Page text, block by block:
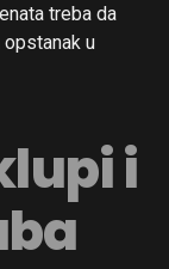
treba da
u
i